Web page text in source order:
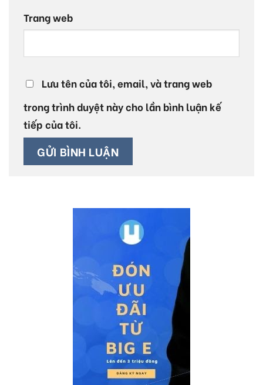
Trang web
Lưu tên của tôi, email, và trang web
trong trình duyệt này cho lần bình luận kế
tiếp của tôi.